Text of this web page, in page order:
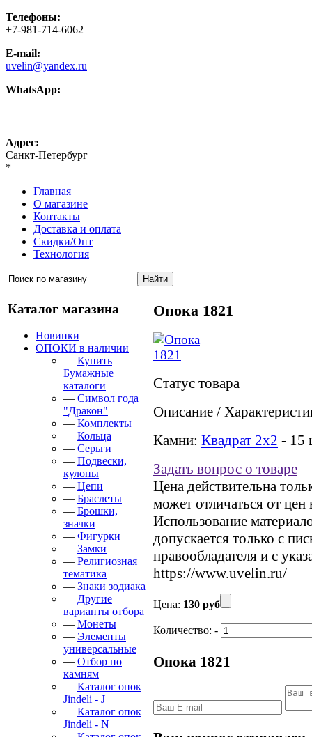
Телефоны:
+7-981-714-6062
E-mail:
uvelin@yandex.ru
WhatsApp:
Адрес:
Санкт-Петербург
*
Главная
О магазине
Контакты
Доставка и оплата
Скидки/Опт
Технология
Каталог магазина
Новинки
ОПОКИ в наличии
— Купить
Бумажные
каталоги
— Символ года
"Дракон"
— Комплекты
— Кольца
— Серьги
— Подвески,
кулоны
— Цепи
— Браслеты
— Брошки,
значки
— Фигурки
— Замки
— Религиозная
тематика
— Знаки зодиака
— Другие
варианты отбора
— Монеты
— Элементы
универсальные
— Отбор по
камням
— Каталог опок
Jindeli - J
— Каталог опок
Jindeli - N
Опока 1821
Статус товара
Описание /
Камни: Квадрат 2х2 - 15
Задать вопрос о товаре
Цена действительна
может отличаться от
Использование
допускается только с
правообладателя и с
https://www.uvelin.ru/
Цена: 130 руб
Количество: -
Опока 1821